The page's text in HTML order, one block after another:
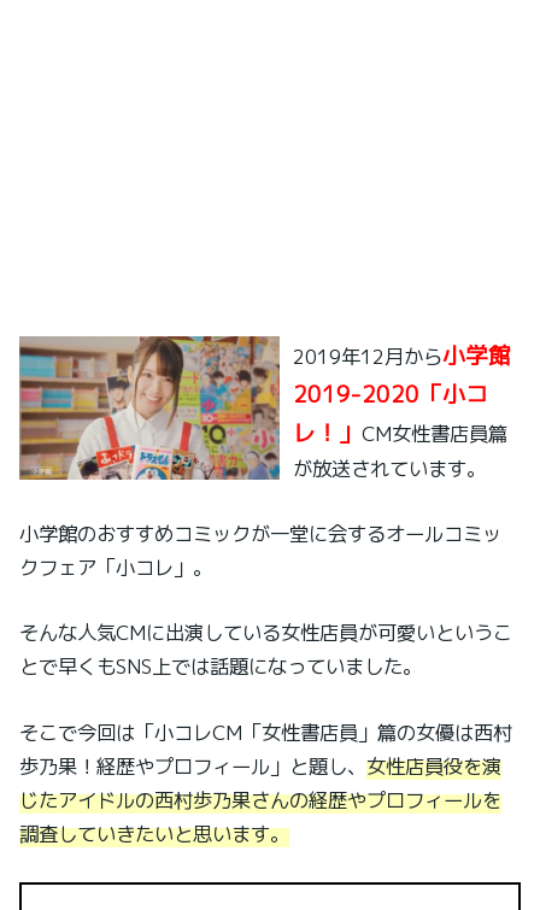
2019年12月から小学館
2019-2020「小コ
レ！」 CM女性書店員篇
が放送されています。
小学館のおすすめコミックが一堂に会するオールコミッ
クフェア「小コレ」。
そんな人気CMに出演している女性店員が可愛いというこ
とで早くもSNS上では話題になっていました。
そこで今回は「小コレCM「女性書店員」篇の女優は西村
歩乃果！経歴やプロフィール」と題し、女性店員役を演
じたアイドルの西村歩乃果さんの経歴やプロフィールを
調査していきたいと思います。